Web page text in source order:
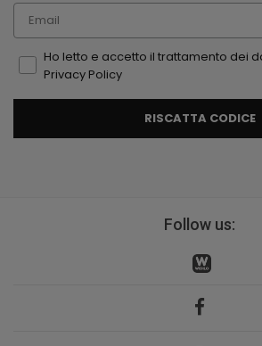
Email
Ho letto e accetto il trattamento dei
Privacy Policy
RISCATTA CODICE
Follow us: